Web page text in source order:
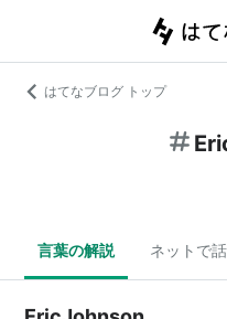
はてなブログ トップ
言葉の解説 ネットで